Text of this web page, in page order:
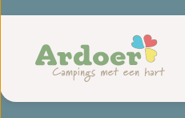
Torentjeshoek
Friesland